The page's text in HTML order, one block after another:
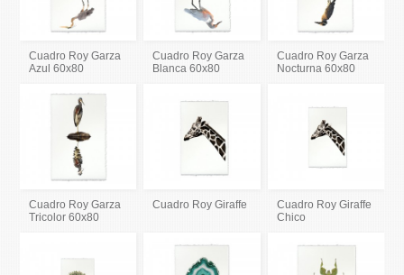
Cuadro Roy Garza
Azul 60x80
Cuadro Roy Garza
Blanca 60x80
Cuadro Roy Garza
Nocturna 60x80
Cuadro Roy Garza
Tricolor 60x80
Cuadro Roy Giraffe
Cuadro Roy Giraffe
Chico